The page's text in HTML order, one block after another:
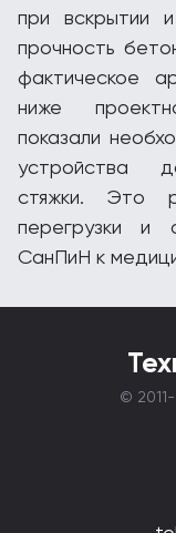
при вскрытии и
прочность
фактическое
ниже
показали
устройства
стяжки. Это
перегрузки и
СанПиН к
© 2011-